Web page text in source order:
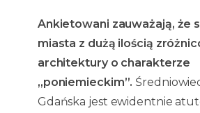
Ankietowani zauważają, że
miasta z dużą ilością
architektury o charakterze
„poniemieckim”.
Gdańska jest ewidentnie